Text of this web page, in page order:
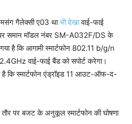
गैलेक्सी ए03 थाभी देखावाई-फाई
समान मॉडल नंबर SM-A032F/DS के
है कि आगामी स्मार्टफोन 802.11 b/g/n
वाई-फाई बैंड को सपोर्ट करेगा।
कि स्मार्टफोन एंड्रॉइड 11 आउट-ऑफ-द-
पर बजट के अनुकूल स्मार्टफोन की घोषणा